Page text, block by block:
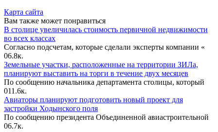
Карта сайта
Вам также может понравиться
В столице увеличилась стоимость первичной недвижимости
во всех классах
Согласно подсчетам, которые сделали эксперты компании «
06.8к.
Земельные участки, расположенные на территории ЗИЛа,
планируют выставить на торги в течение двух месяцев
По сообщению начальника департамента столицы, который
011.6к.
Авиаторы планируют подготовить новый проект для
застройки Ходынского поля
По сообщению президента Объединенной авиастроительной
06.7к.